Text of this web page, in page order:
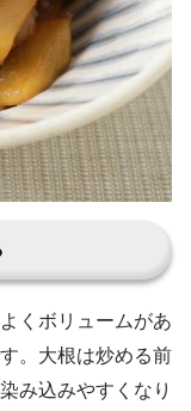
くボリュームがあ
。大根は炒める前
み込みやすくなり